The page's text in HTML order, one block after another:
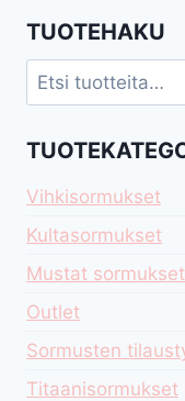
TUOTEHAKU
Etsi:
Vihkisormukset
Kultasormukset
Mustat sormukset
Outlet
Sormusten
Titaanisormukset